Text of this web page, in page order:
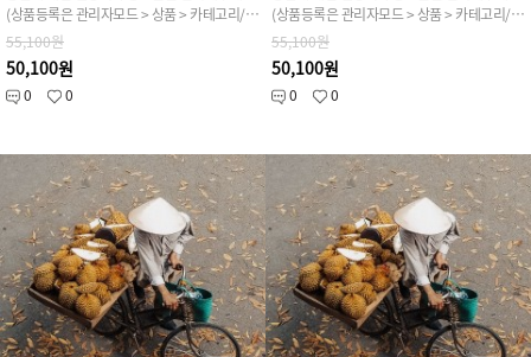
(상품등록은 관리자모드 > 상품 > 카테고리/상품관리 > 상품등록 가능)
55,100원
50,100원
0 0
(상품등록은 관리자모드 > 상품 > 카테고리/상품관리 > 상품등록 가능)
55,100원
50,100원
0 0